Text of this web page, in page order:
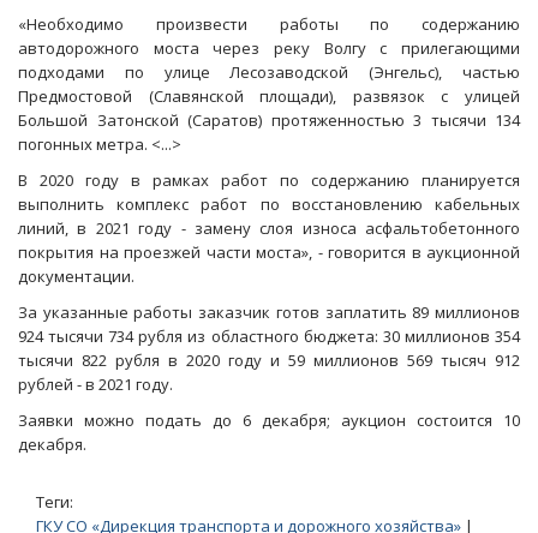
«Необходимо произвести работы по содержанию
автодорожного моста через реку Волгу с прилегающими
подходами по улице Лесозаводской (Энгельс), частью
Предмостовой (Славянской площади), развязок с улицей
Большой Затонской (Саратов) протяженностью 3 тысячи 134
погонных метра. <...>
В 2020 году в рамках работ по содержанию планируется
выполнить комплекс работ по восстановлению кабельных
линий, в 2021 году - замену слоя износа асфальтобетонного
покрытия на проезжей части моста», - говорится в аукционной
документации.
За указанные работы заказчик готов заплатить 89 миллионов
924 тысячи 734 рубля из областного бюджета: 30 миллионов 354
тысячи 822 рубля в 2020 году и 59 миллионов 569 тысяч 912
рублей - в 2021 году.
Заявки можно подать до 6 декабря; аукцион состоится 10
декабря.
Теги:
ГКУ СО «Дирекция транспорта и дорожного хозяйства» |